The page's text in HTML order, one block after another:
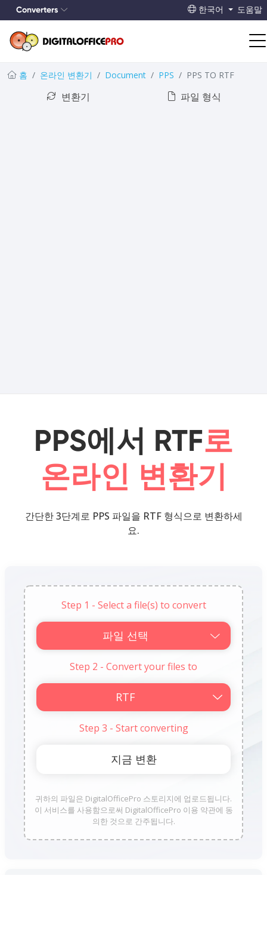
Converters 한국어 도움말
홈 온라인 변환기 Document PPS
PPS TO RTF
변환기
파일 형식
PPS에서 RTF로
온라인 변환기
간단한 3단계로 PPS 파일을 RTF 형식으로 변환하세
요.
Step 1 - Select a file(s) to convert
파일 선택
Step 2 - Convert your files to
Step 3 - Start converting
귀하의 파일은 DigitalOfficePro 스토리지에 업로드됩니다.
이 서비스를 사용함으로써 DigitalOfficePro 이용 약관에 동
의한 것으로 간주됩니다.